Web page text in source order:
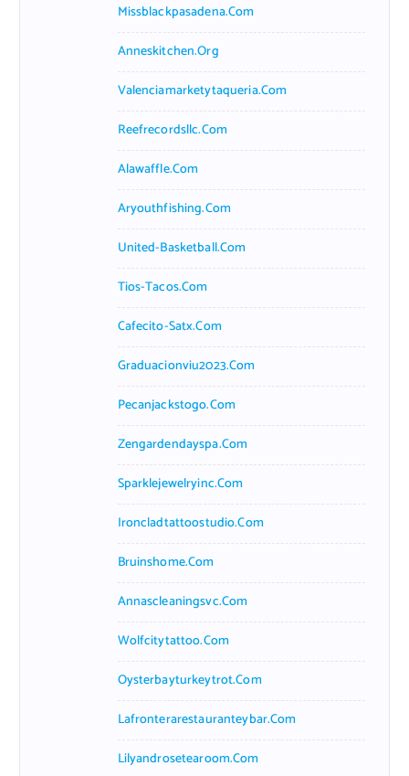
Missblackpasadena.com
Anneskitchen.org
Valenciamarketytaqueria.com
Reefrecordsllc.com
Alawaffle.com
Aryouthfishing.com
United-Basketball.com
Tios-Tacos.com
Cafecito-Satx.com
Graduacionviu2023.com
Pecanjackstogo.com
Zengardendayspa.com
Sparklejewelryinc.com
Ironcladtattoostudio.com
Bruinshome.com
Annascleaningsvc.com
Wolfcitytattoo.com
Oysterbayturkeytrot.com
Lafronterarestauranteybar.com
Lilyandrosetearoom.com